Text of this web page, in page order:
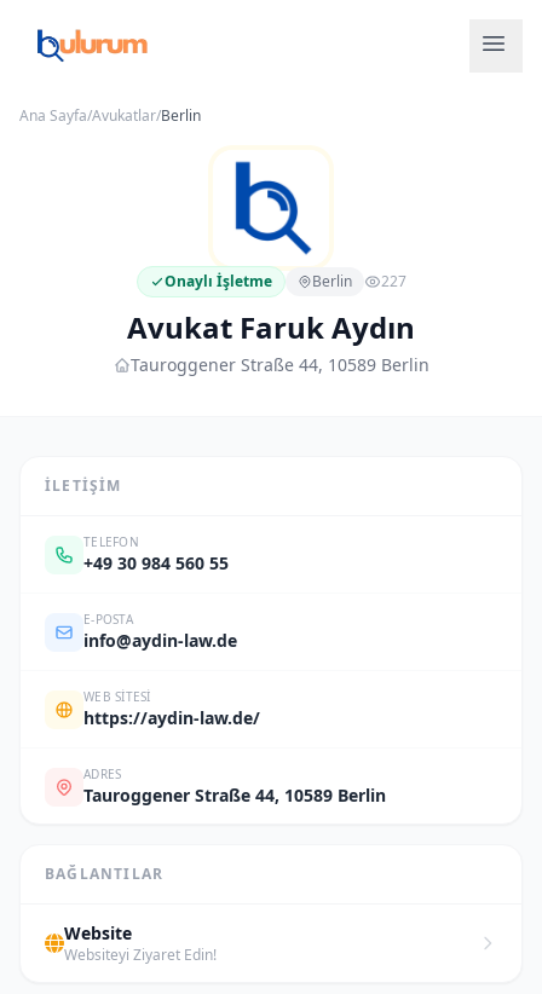
Ana Sayfa/Avukatlar/Berlin
Onaylı İşletme Berlin 227
Avukat Faruk Aydın
Tauroggener Straße 44, 10589 Berlin
İLETIŞIM
TELEFON
+49 30 984 560 55
E-POSTA
info@aydin-law.de
WEB SITESI
https://aydin-law.de/
ADRES
Tauroggener Straße 44, 10589 Berlin
BAĞLANTILAR
Website
Websiteyi Ziyaret Edin!